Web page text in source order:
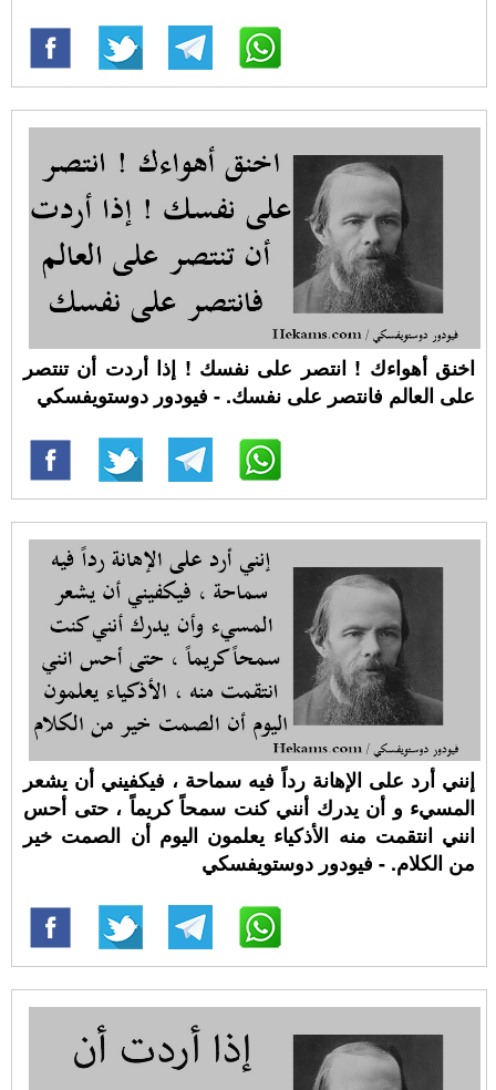
اخنق أهواءك ! انتصر على نفسك ! إذا أردت أن تنتصر
على العالم فانتصر على نفسك. - فيودور دوستويفسكي
إنني أرد على اﻹهانة رداً فيه سماحة ، فيكفيني أن يشعر
المسيء و أن يدرك أنني كنت سمحاً كريماً ، حتى أحس
انني انتقمت منه الأذكياء يعلمون اليوم أن الصمت خير
من الكلام. - فيودور دوستويفسكي